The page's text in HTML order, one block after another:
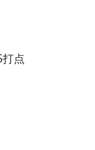
点